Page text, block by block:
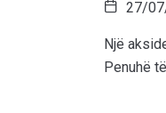
27/
Një
Penuhë